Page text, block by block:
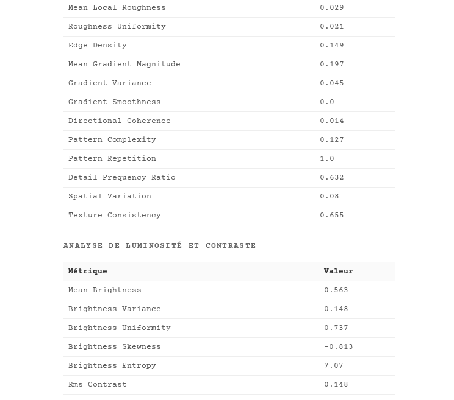
Mean Local Roughness 0.029
Roughness Uniformity 0.021
Edge Density 0.149
Mean Gradient Magnitude 0.197
Gradient Variance 0.045
Gradient Smoothness 0.0
Directional Coherence 0.014
Pattern Complexity 0.127
Pattern Repetition 1.0
Detail Frequency Ratio 0.632
Spatial Variation 0.08
Texture Consistency 0.655
ANALYSE DE LUMINOSITÉ ET CONTRASTE
Métrique Valeur
Mean Brightness 0.563
Brightness Variance 0.148
Brightness Uniformity 0.737
Brightness Skewness -0.813
Brightness Entropy 7.07
Rms Contrast 0.148